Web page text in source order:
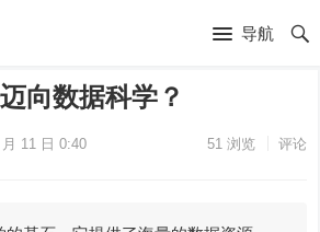
导航
向数据科学？
11 日 0:40 51浏览 评论